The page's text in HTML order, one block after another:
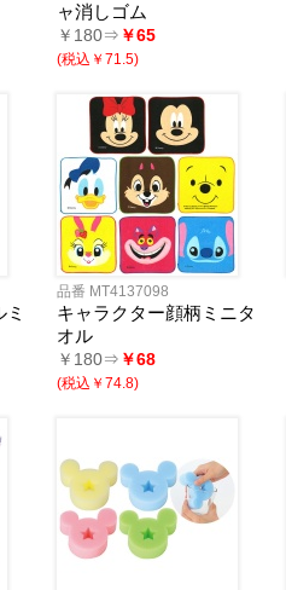
ャ消しゴム
￥180⇒ ￥65
(税込￥71.5)
品番 MT4137098
キャラクター顔柄ミニタ
オル
￥180⇒ ￥68
(税込￥74.8)